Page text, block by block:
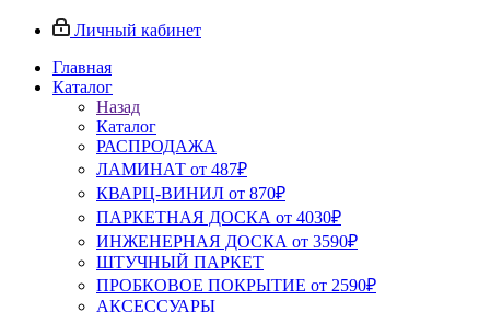
Личный кабинет
Главная
Каталог
Назад
Каталог
РАСПРОДАЖА
ЛАМИНАТ от 487₽
КВАРЦ-ВИНИЛ от 870₽
ПАРКЕТНАЯ ДОСКА от 4030₽
ИНЖЕНЕРНАЯ ДОСКА от 3590₽
ШТУЧНЫЙ ПАРКЕТ
ПРОБКОВОЕ ПОКРЫТИЕ от 2590₽
АКСЕССУАРЫ